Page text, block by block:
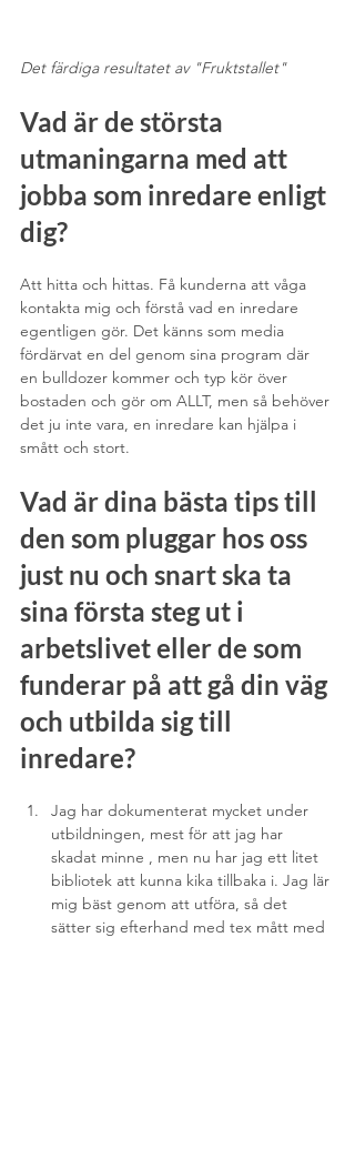
Det färdiga resultatet av "Fruktstallet"
Vad är de största
utmaningarna med att
jobba som inredare enligt
dig?
Att hitta och hittas. Få kunderna att våga
kontakta mig och förstå vad en inredare
egentligen gör. Det känns som media
fördärvat en del genom sina program där
en bulldozer kommer och typ kör över
bostaden och gör om ALLT, men så behöver
det ju inte vara, en inredare kan hjälpa i
smått och stort.
Vad är dina bästa tips till
den som pluggar hos oss
just nu och snart ska ta
sina första steg ut i
arbetslivet eller de som
funderar på att gå din väg
och utbilda sig till
inredare?
Jag har dokumenterat mycket under
utbildningen, mest för att jag har
skadat minne , men nu har jag ett litet
bibliotek att kunna kika tillbaka i. Jag lär
mig bäst genom att utföra, så det
sätter sig efterhand med tex mått med